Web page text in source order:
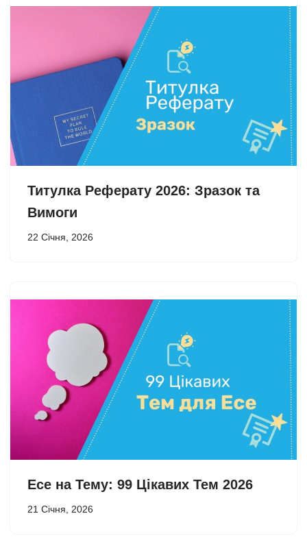
Титулка Реферату 2026: Зразок та
Вимоги
22 Січня, 2026
Есе на Тему: 99 Цікавих Тем 2026
21 Січня, 2026